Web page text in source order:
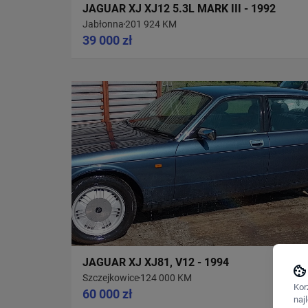
JAGUAR XJ XJ12 5.3L MARK III - 1992
Jabłonna201 924 KM
39 000 zł
JAGUAR XJ XJ81, V12 - 1994
Szczejkowice124 000 KM
60 000 zł